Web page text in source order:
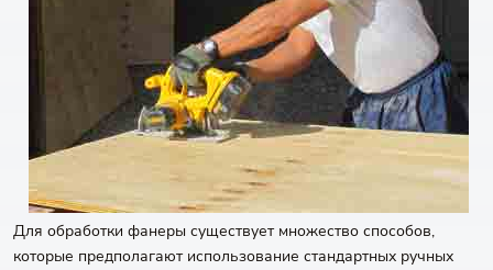
Для обработки фанеры существует множество способов,
которые предполагают использование стандартных ручных